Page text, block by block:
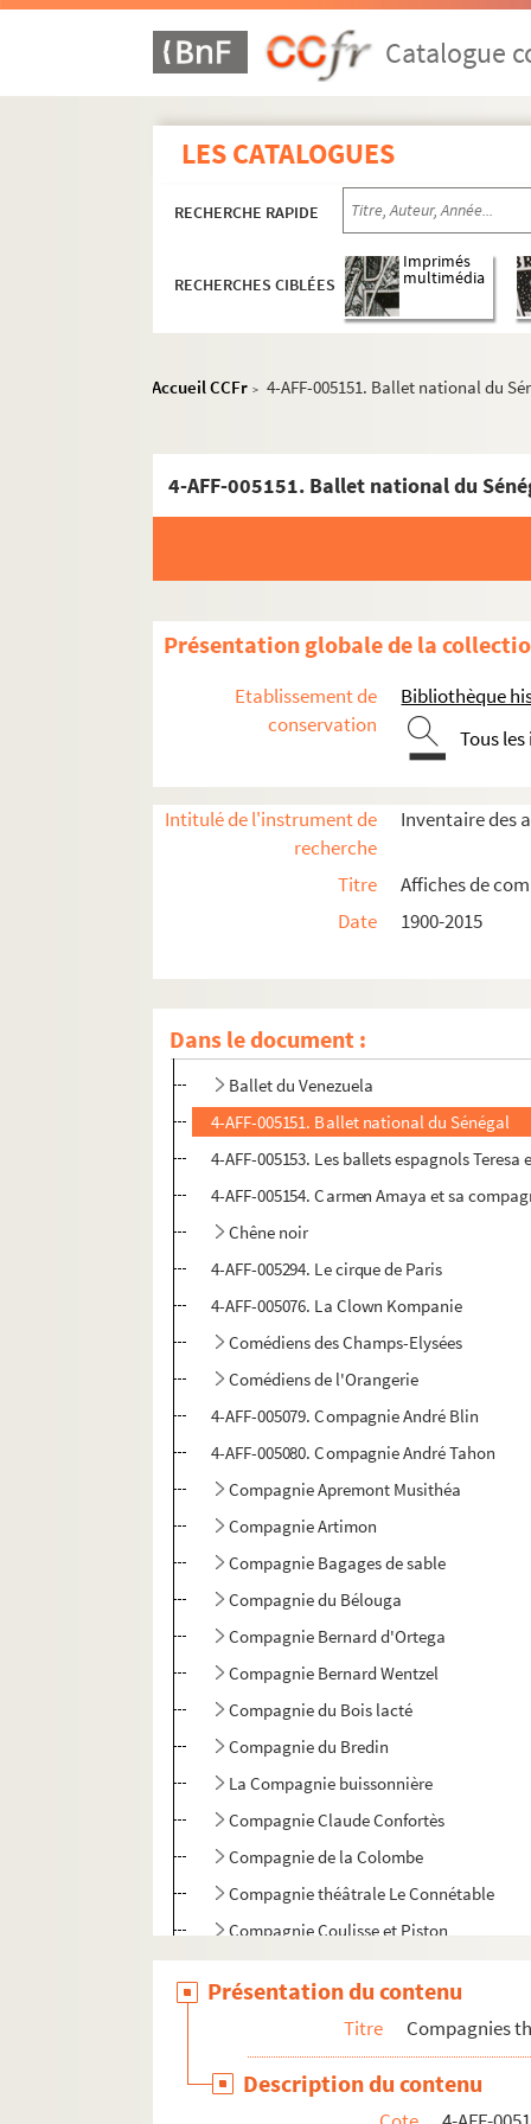
Catalogue
LES CATALOGUES
RECHERCHE RAPIDE
RECHERCHES CIBLÉES
Imprimés
multimédia
Accueil CCFr > 4-AFF-005151. Ballet national du
4-AFF-005151. Ballet national du
Présentation globale de la
Etablissement de
conservation
Bibliothèque
Tous
Intitulé de l'instrument de
recherche
Inventaire des
Titre
Affiches de
Date
1900-2015
Dans le document :
Compagnies théâtrales et cirques
Association artistique Constantin
4-AFF-005149. Ballet de Corée
4-AFF-005152. Ballet national populaire de
Ballet du Venezuela
4-AFF-005151. Ballet national du Sénégal
4-AFF-005153. Les ballets espagnols Teresa
4-AFF-005154. Carmen Amaya et sa
Chêne noir
4-AFF-005294. Le cirque de Paris
4-AFF-005076. La Clown Kompanie
Comédiens des Champs-Elysées
Comédiens de l'Orangerie
4-AFF-005079. Compagnie André Blin
4-AFF-005080. Compagnie André Tahon
Compagnie Apremont Musithéa
Compagnie Artimon
Compagnie Bagages de sable
Compagnie du Bélouga
Compagnie Bernard d'Ortega
Compagnie Bernard Wentzel
Compagnie du Bois lacté
Compagnie du Bredin
La Compagnie buissonnière
Compagnie Claude Confortès
Compagnie de la Colombe
Compagnie théâtrale Le Connétable
Compagnie Coulisse et Piston
Compagnie L'écho… est fort
Compagnie Edwige Feuillère
Compagnie des Filles de joie
Compagnie Fulgurance
Compagnie Jean-Pierre Andréani
Présentation du contenu
Titre Compagnies
Description du contenu